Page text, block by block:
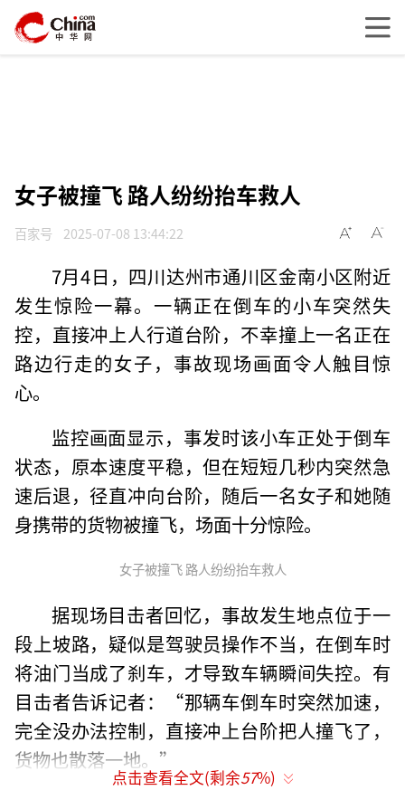
女子被撞飞 路人纷纷抬车救人
百家号 2025-07-08 13:44:22
7月4日，四川达州市通川区金南小区附近
发生惊险一幕。一辆正在倒车的小车突然失
控，直接冲上人行道台阶，不幸撞上一名正在
路边行走的女子，事故现场画面令人触目惊
心。
监控画面显示，事发时该小车正处于倒车
状态，原本速度平稳，但在短短几秒内突然急
速后退，径直冲向台阶，随后一名女子和她随
身携带的货物被撞飞，场面十分惊险。
女子被撞飞 路人纷纷抬车救人
据现场目击者回忆，事故发生地点位于一
段上坡路，疑似是驾驶员操作不当，在倒车时
将油门当成了刹车，才导致车辆瞬间失控。有
目击者告诉记者：“那辆车倒车时突然加速，
完全没办法控制，直接冲上台阶把人撞飞了，
货物也散落一地。”
点击查看全文(剩余57%)